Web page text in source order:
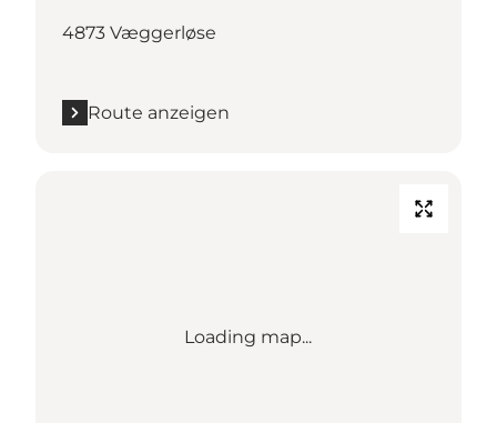
4873 Væggerløse
Route anzeigen
Loading map...